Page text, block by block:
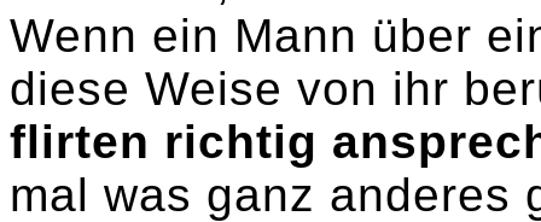
Wenn ein Mann über
diese Weise von ihr
flirten richtig
mal was ganz anderes